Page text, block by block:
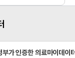
부가 인증한 의료마이데이